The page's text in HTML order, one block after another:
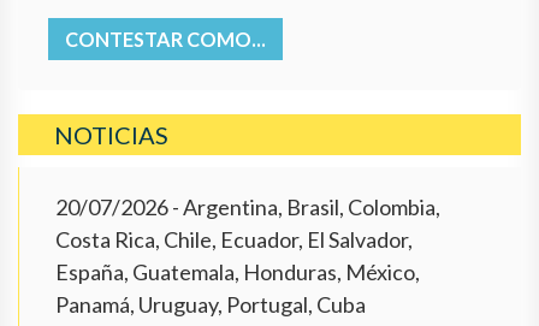
CONTESTAR COMO...
NOTICIAS
20/07/2026- Argentina, Brasil, Colombia,
Costa Rica, Chile, Ecuador, El Salvador,
España, Guatemala, Honduras, México,
Panamá, Uruguay, Portugal, Cuba